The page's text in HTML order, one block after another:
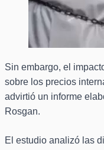
Sin embargo, el
sobre los precios
advirtió un informe
Rosgan.
El estudio analizó las